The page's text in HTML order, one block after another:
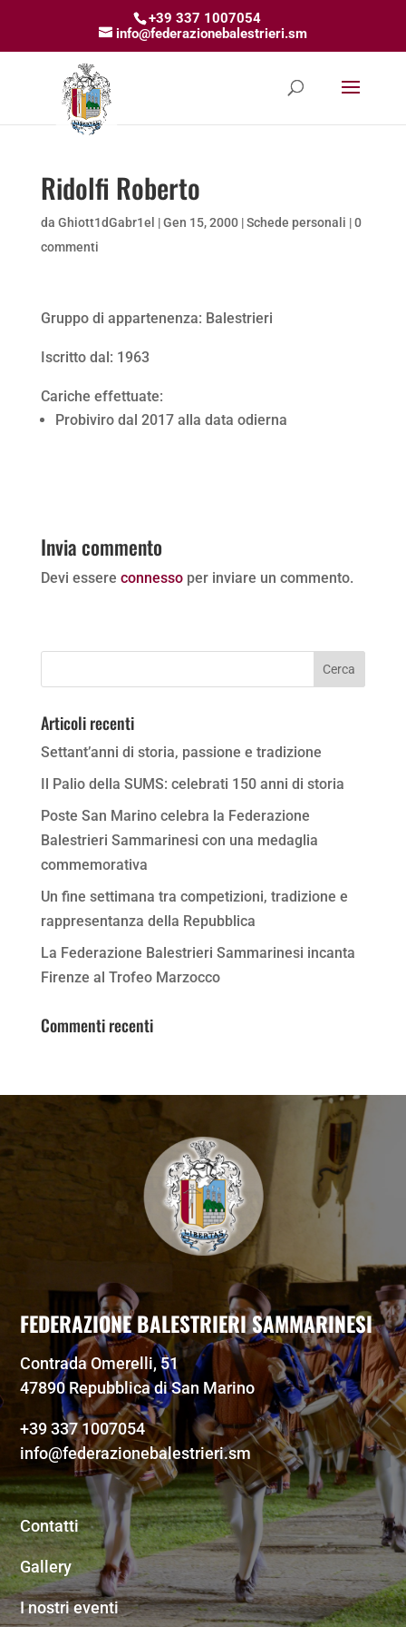
+39 337 1007054
info@federazionebalestrieri.sm
Ridolfi Roberto
da Ghiott1dGabr1el |Gen 15, 2000|Schede personali |0
commenti
Gruppo di appartenenza: Balestrieri
Iscritto dal: 1963
Cariche effettuate:
Probiviro dal 2017 alla data odierna
Invia commento
Devi essere connessoper inviare un commento.
Articoli recenti
Settant’anni di storia, passione e tradizione
Il Palio della SUMS: celebrati 150 anni di storia
Poste San Marino celebra la Federazione
Balestrieri Sammarinesi con una medaglia
commemorativa
Un fine settimana tra competizioni, tradizione e
rappresentanza della Repubblica
La Federazione Balestrieri Sammarinesi incanta
Firenze al Trofeo Marzocco
Commenti recenti
FEDERAZIONE BALESTRIERI SAMMARINESI
Contrada Omerelli, 51
47890 Repubblica di San Marino
+39 337 1007054
info@federazionebalestrieri.sm
Contatti
Gallery
I nostri eventi